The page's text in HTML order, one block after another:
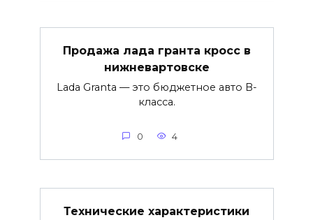
Продажа лада гранта кросс в
нижневартовске
Lada Granta — это бюджетное авто B-
класса.
0 4
Технические характеристики